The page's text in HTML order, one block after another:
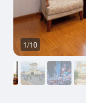
1/10